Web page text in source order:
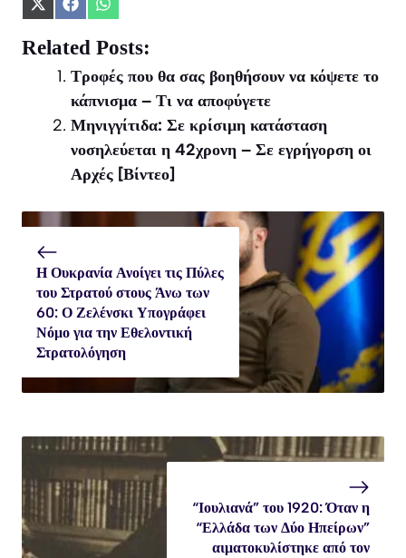
Share
X
(Twitter)
Share
Facebook
Share
WhatsApp
Related Posts:
Τροφές που θα σας βοηθήσουν να κόψετε το
κάπνισμα – Τι να αποφύγετε
Μηνιγγίτιδα: Σε κρίσιμη κατάσταση
νοσηλεύεται η 42χρονη – Σε εγρήγορση οι
Αρχές [Βίντεο]
Η Ουκρανία Ανοίγει τις Πύλες
του Στρατού στους Άνω των
60: Ο Ζελένσκι Υπογράφει
Νόμο για την Εθελοντική
Στρατολόγηση
“Ιουλιανά” του 1920: Όταν η
“Ελλάδα των Δύο Ηπείρων”
αιματοκυλίστηκε από τον